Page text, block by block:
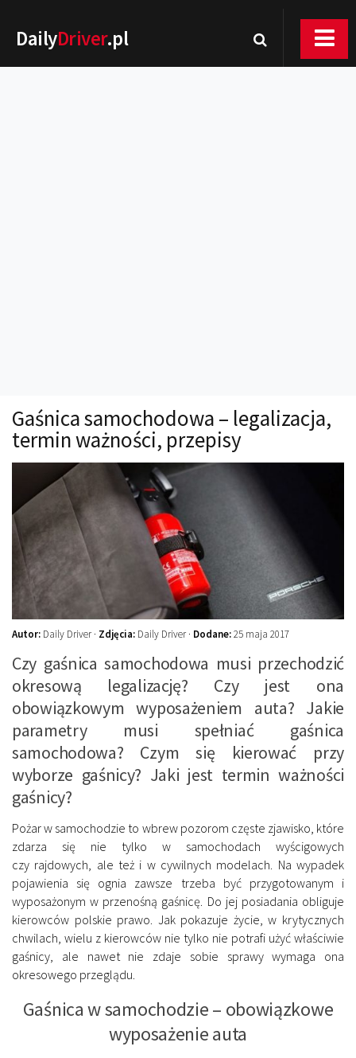
DailyDriver.pl
Technika jazdy
Oświetlenie
Kalkulatory
Przelicznik mocy
Auto z niemiec
Galerie
Gaśnica samochodowa – legalizacja,
termin ważności, przepisy
Autor: Daily Driver · Zdjęcia: Daily Driver · Dodane:25 maja 2017
Czy gaśnica samochodowa musi przechodzić
okresową legalizację? Czy jest ona
obowiązkowym wyposażeniem auta? Jakie
parametry musi spełniać gaśnica
samochodowa? Czym się kierować przy
wyborze gaśnicy? Jaki jest termin ważności
gaśnicy?
Pożar w samochodzie to wbrew pozorom częste zjawisko, które
zdarza się nie tylko w samochodach wyścigowych
czy rajdowych, ale też i w cywilnych modelach. Na wypadek
pojawienia się ognia zawsze trzeba być przygotowanym i
wyposażonym w przenośną gaśnicę. Do jej posiadania obliguje
kierowców polskie prawo. Jak pokazuje życie, w krytycznych
chwilach, wielu z kierowców nie tylko nie potrafi użyć właściwie
gaśnicy, ale nawet nie zdaje sobie sprawy wymaga ona
okresowego przeglądu.
Gaśnica w samochodzie – obowiązkowe
wyposażenie auta